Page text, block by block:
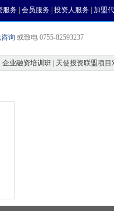
服务 会员服务 投资人服务 加盟
询 或致电 0755-82593237
企业融资培训班 | 天使投资联盟项目